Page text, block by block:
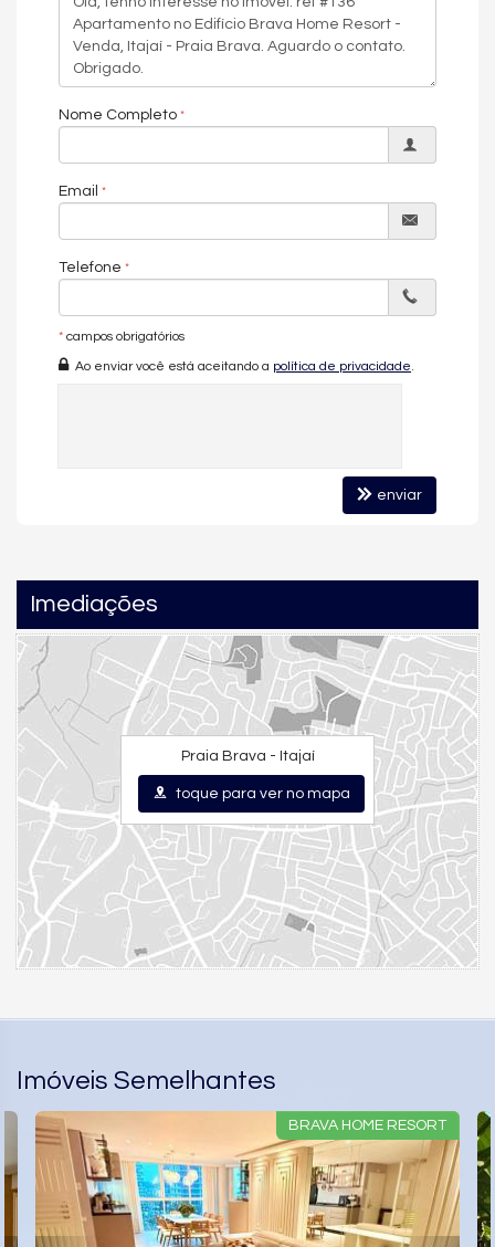
Nome Completo
Email
Telefone
* campos obrigatórios
Ao enviar você está aceitando a política de privacidade
enviar
Imediações
Praia Brava - Itajaí
toque para ver no mapa
Imóveis Semelhantes
BRAVA HOME RESORT